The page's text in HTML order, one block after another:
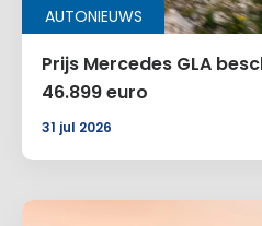
AUTONIEUWS
Prijs Mercedes GLA
46.899 euro
31 jul 2026